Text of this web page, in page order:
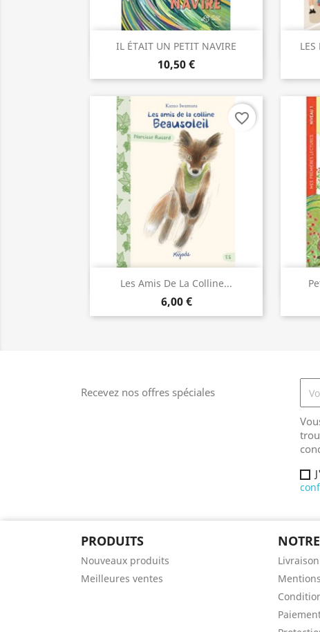
IL ÉTAIT UN PETIT NAVIRE
10,50 €
Aperçu rapide LES
Les Amis De La Colline...
6,00 €
Aperçu rapide
favorite_border
Recevez nos offres spéciales
PRODUITS
Nouveaux produits
Meilleures ventes
Livraison